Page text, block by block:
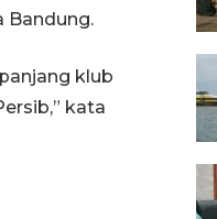
Bandung.
klub
kata